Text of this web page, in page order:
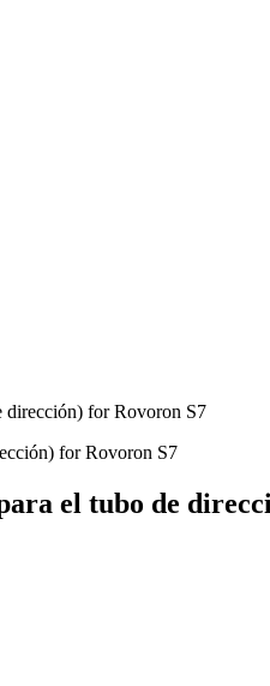
dirección) for Rovoron S7
el tubo de